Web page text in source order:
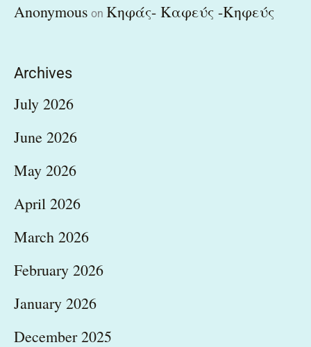
Anonymous on Κηφάς- Καφεύς -Κηφεύς
Archives
July 2026
June 2026
May 2026
April 2026
March 2026
February 2026
January 2026
December 2025